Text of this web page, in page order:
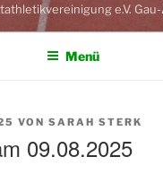
e.V.
Menü
VON SARAH STERK
09.08.2025